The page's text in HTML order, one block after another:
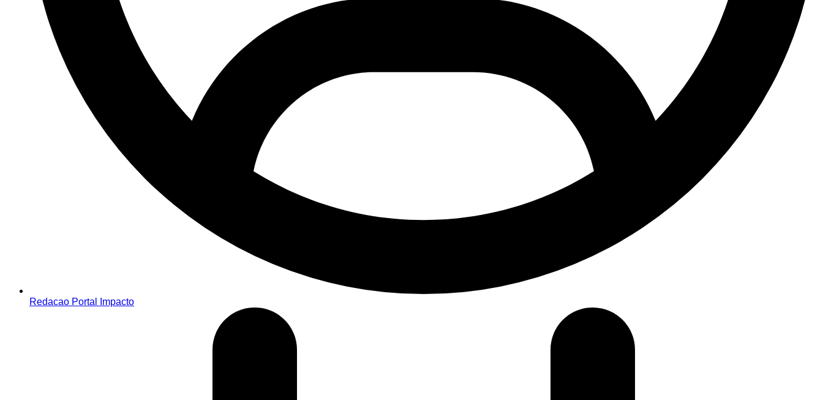
Redacao Portal Impacto